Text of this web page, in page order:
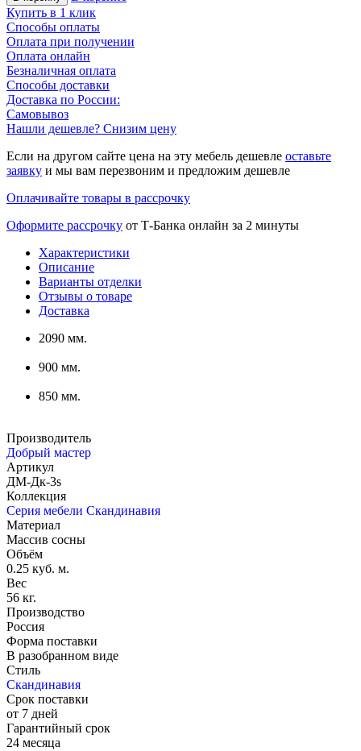
Купить в 1 клик
Способы оплаты
Оплата при получении
Оплата онлайн
Безналичная оплата
Способы доставки
Доставка по России:
Самовывоз
Нашли дешевле? Снизим цену
Если на другом сайте цена на эту мебель дешевле оставьте
заявку и мы вам перезвоним и предложим дешевле
Оплачивайте товары в рассрочку
Оформите рассрочку от Т-Банка онлайн за 2 минуты
Характеристики
Описание
Варианты отделки
Отзывы о товаре
Доставка
2090 мм.
900 мм.
850 мм.
Производитель
Добрый мастер
Артикул
ДМ-Дк-3s
Коллекция
Серия мебели Скандинавия
Материал
Массив сосны
Объём
0.25 куб. м.
Вес
56 кг.
Производство
Россия
Форма поставки
В разобранном виде
Стиль
Скандинавия
Срок поставки
от 7 дней
Гарантийный срок
24 месяца